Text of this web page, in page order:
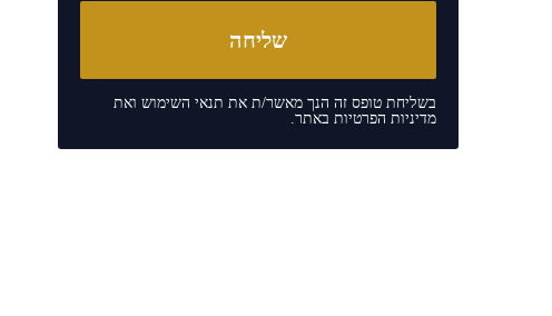
בשליחת טופס זה הנך מאשר/ת את תנאי השימושואת
מדיניות הפרטיותבאתר.